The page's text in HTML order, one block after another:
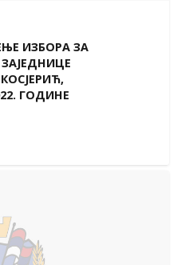
ИЗБОРА ЗА
ГОДИНЕ